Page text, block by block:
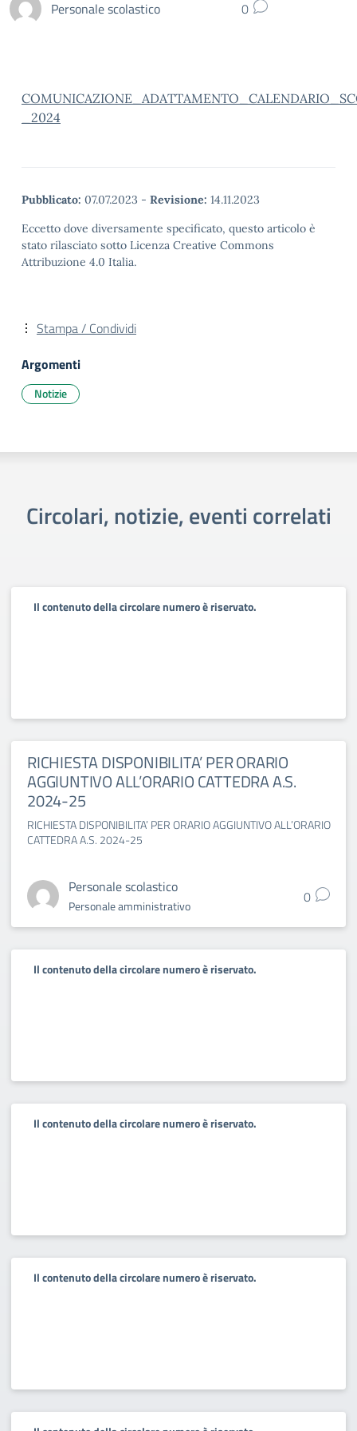
Personale scolastico 0
_2024
Pubblicato: 07.07.2023 - Revisione: 14.11.2023
Eccetto dove diversamente specificato, questo articolo è
stato rilasciato sotto Licenza Creative Commons
Attribuzione 4.0 Italia.
Stampa / Condividi
Argomenti
Notizie
Circolari, notizie, eventi correlati
Il contenuto della circolare numero è riservato.
RICHIESTA DISPONIBILITA’ PER ORARIO
AGGIUNTIVO ALL’ORARIO CATTEDRA A.S.
2024-25
RICHIESTA DISPONIBILITA’ PER ORARIO AGGIUNTIVO ALL’ORARIO
CATTEDRA A.S. 2024-25
Personale scolastico
Personale amministrativo 0
Il contenuto della circolare numero è riservato.
Il contenuto della circolare numero è riservato.
Il contenuto della circolare numero è riservato.